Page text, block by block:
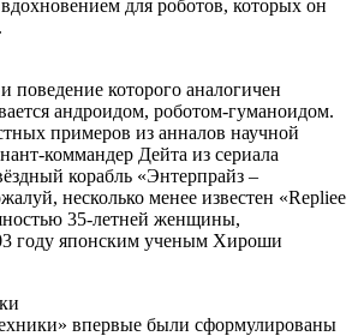
для роботов, которых он
поведение которого аналогичен
андроидом, роботом-гуманоидом.
примеров из анналов научной
коммандер Дейта из сериала
корабль «Энтерпрайз –
несколько менее известен «Repliee
35-летней женщины,
году японским ученым Хироши
впервые были сформулированы